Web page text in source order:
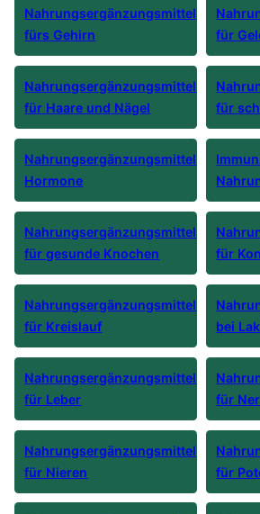
Nahrungsergänzungsmittel
fürs Gehirn
für
Nahrungsergänzungsmittel
für Haare und Nägel
für
Nahrungsergänzungsmittel
Hormone
Nahrungsergänzungsmittel
für gesunde Knochen
für
Nahrungsergänzungsmittel
für Kreislauf
bei
Nahrungsergänzungsmittel
für Leber
für
Nahrungsergänzungsmittel
für Nieren
für